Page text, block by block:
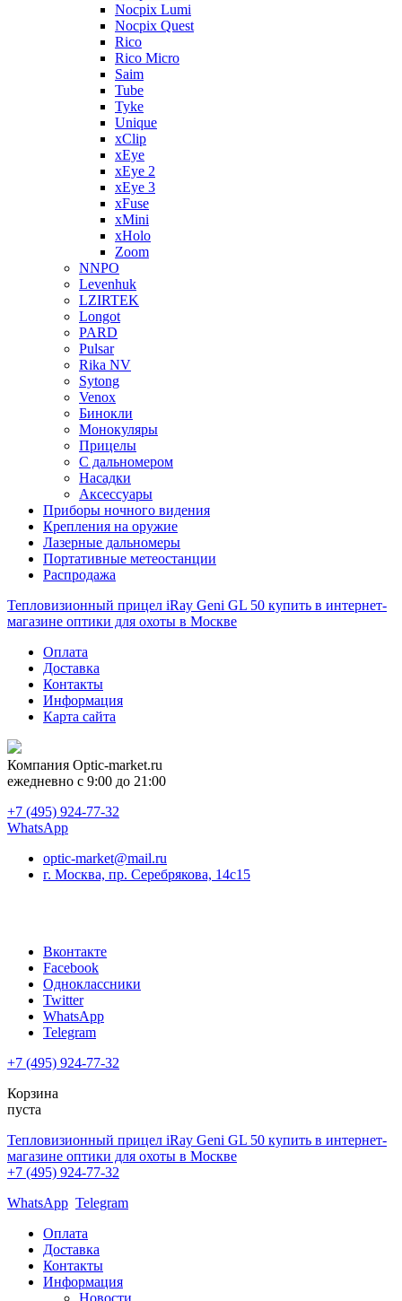
Nocpix Lumi
Nocpix Quest
Rico
Rico Micro
Saim
Tube
Tyke
Unique
xClip
xEye
xEye 2
xEye 3
xFuse
xMini
xHolo
Zoom
NNPO
Levenhuk
LZIRTEK
Longot
PARD
Pulsar
Rika NV
Sytong
Venox
Бинокли
Монокуляры
Прицелы
С дальномером
Насадки
Аксессуары
Приборы ночного видения
Крепления на оружие
Лазерные дальномеры
Портативные метеостанции
Распродажа
Тепловизионный прицел iRay Geni GL 50 купить в интернет-
магазине оптики для охоты в Москве
Оплата
Доставка
Контакты
Информация
Карта сайта
Компания Optic-market.ru
ежедневно с 9:00 до 21:00
+7 (495) 924-77-32
WhatsApp
optic-market@mail.ru
г. Москва, пр. Серебрякова, 14с15
Вконтакте
Facebook
Одноклассники
Twitter
WhatsApp
Telegram
+7 (495) 924-77-32
Корзина
пуста
Тепловизионный прицел iRay Geni GL 50 купить в интернет-
магазине оптики для охоты в Москве
+7 (495) 924-77-32
WhatsApp Telegram
Оплата
Доставка
Контакты
Информация
Новости